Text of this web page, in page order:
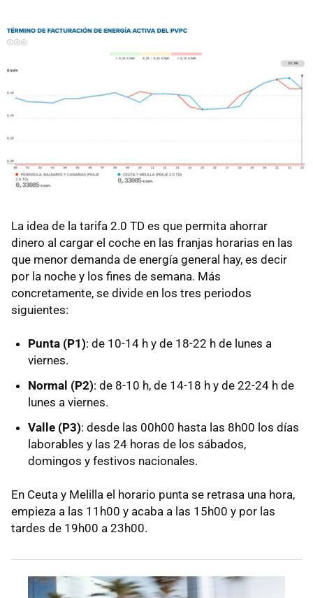
La idea de la tarifa 2.0 TD es que permita ahorrar
dinero al cargar el coche en las franjas horarias en las
que menor demanda de energía general hay, es decir
por la noche y los fines de semana. Más
concretamente, se divide en los tres periodos
siguientes:
Punta (P1): de 10-14 h y de 18-22 h de lunes a
viernes.
Normal (P2): de 8-10 h, de 14-18 h y de 22-24 h de
lunes a viernes.
Valle (P3): desde las 00h00 hasta las 8h00 los días
laborables y las 24 horas de los sábados,
domingos y festivos nacionales.
En Ceuta y Melilla el horario punta se retrasa una hora,
empieza a las 11h00 y acaba a las 15h00 y por las
tardes de 19h00 a 23h00.